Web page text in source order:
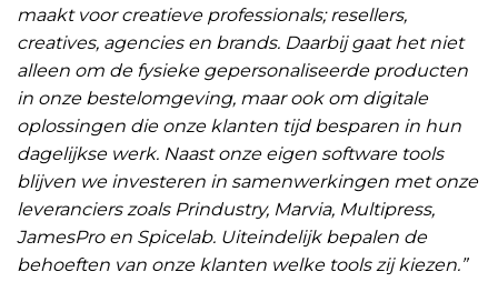
maakt voor creatieve professionals; resellers,
creatives, agencies en brands. Daarbij gaat het niet
alleen om de fysieke gepersonaliseerde producten
in onze bestelomgeving, maar ook om digitale
oplossingen die onze klanten tijd besparen in hun
dagelijkse werk. Naast onze eigen software tools
blijven we investeren in samenwerkingen met onze
leveranciers zoals Prindustry, Marvia, Multipress,
JamesPro en Spicelab. Uiteindelijk bepalen de
behoeften van onze klanten welke tools zij kiezen.”